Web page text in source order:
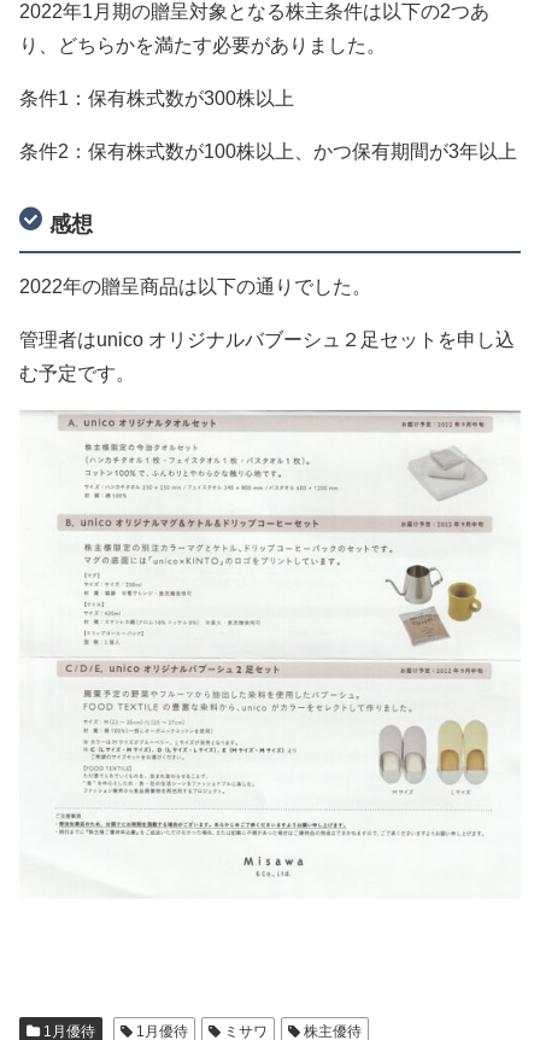
2022年1月期の贈呈対象となる株主条件は以下の2つあ
り、どちらかを満たす必要がありました。
条件1：保有株式数が300株以上
条件2：保有株式数が100株以上、かつ保有期間が3年以上
感想
2022年の贈呈商品は以下の通りでした。
管理者はunico オリジナルバブーシュ２足セットを申し込
む予定です。
1月優待 1月優待 ミサワ 株主優待